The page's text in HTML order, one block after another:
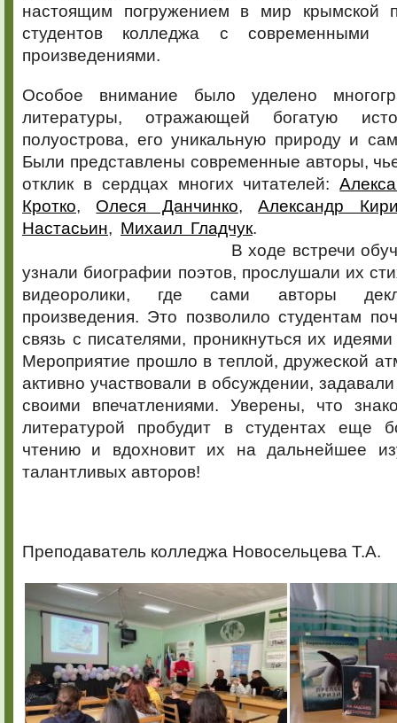
настоящим погружением в мир крымской
студентов колледжа с
произведениями.
Особое внимание было уделено
литературы, отражающей богатую
полуострова, его уникальную природу и
Были представлены современные авторы,
отклик в сердцах многих читателей:
Кротко, Олеся Данчинко,Александр
Настасьин, Михаил Гладчук
В ходе встречи
узнали биографии поэтов, прослушали их
видеоролики, где сами авторы
произведения. Это позволило студентам
связь с писателями, проникнуться их
Мероприятие прошло в теплой, дружеской
активно участвовали в обсуждении,
своими впечатлениями. Уверены, что
литературой пробудит в студентах еще
чтению и вдохновит их на дальнейшее
талантливых авторов!
Преподаватель колледжа Новосельцева Т.А.